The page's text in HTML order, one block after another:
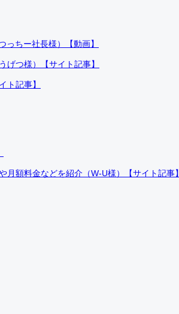
ちー社長様）【動画】
げつ様）【サイト記事】
ト記事】
額料金などを紹介（W-U様）【サイト記事】